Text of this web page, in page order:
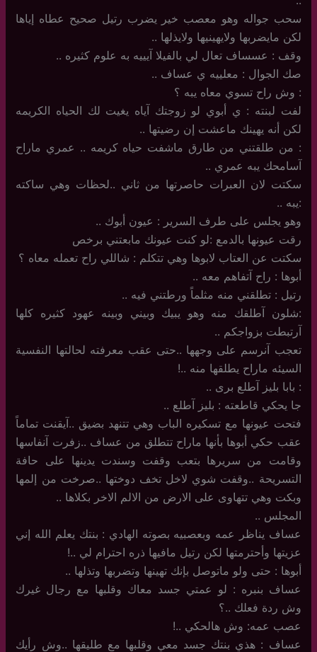
سحب جواله وهو معصب خير يضرب رتيل صحيح عطاه إياها
لكن مايضربها ولايهينيها ولايذلها ..
وقف : عسساف تعال لي بالفيلا آيييه به علوم كثيره ..
صك الجوال : معلييه ي عساف ..
: وش راح تسوي معاه يبه ؟
لفت لبنته : ي أبوي لو زوجتك آياه يغيت لك الحياه الكريمه
لكن أنه يهينك ماعشت إن رضيتها ..
: من طلقتني من طارق ماشفت حياه كريمه .. عمري ماراح
آسامحك يبه عمري ..
سكتت لان العبرات حاصرتها من ثاني ..لحظات وهي ساكته
:يبه ..
وهو يجلس على طرف السرير : عيون أبوك ..
رقت عيونها بالدمع :لو كنت عيونك مابعتني برخص
سكتت عن العتاب لابوها وهي تتكلم : شاللي راح تعمله معاه ؟
أبوها : راح آتفاهم معه ..
رتيل : تطلقني منه مثلماً ورطتني فيه ..
:شلون آطلقك منه وهو يبيك وبيني وبينه عهود كثيره كلها
آرتبطت بزواجكم ..
تعجب آنرسم على وجهها ..حتى عقب معرفته لحالتها النفسية
السيئه ماراح يطلقها منه ..!
: بابا بليز آطلع برى ..
جا يحكي قاطعته : بليز آطلع ..
فتحت عيونها مع تسكيره الباب وهي تتنهد بضيق ..آيقنت تماماً
عقب حكي أبوها بأنها ماراح تتطلق من عساف ..زفرت آنفاسها
وقامت من سريرها بتعب وقفت وسندت يدينها على حافة
التسريحة ..وقفت شوي لاخل تخف دوختها ..صرخت من إلمها
وبكت وهي تتهاوى على الارض من الالم الاخر بكلاها ..
المجلس ..
عساف يناظر عمه وبعصبيه بصوته الهادي : بنتك يعلم الله إني
عزيتها وأحترمتها لكن رتيل مافيها ذره احترام لي ..!
أبوها : حتى ولو ماتوصل بإنك تهينها وتضربها وتذلها ..
عساف بنبره : لو عمتي جسد معاك وقلبها مع رجال غيرك
وش ردة فعلك ..؟
عصب عمه: وش هالحكي ..!
عساف : هذي بنتك جسد معي وقلبها مع طليقها ..وش رأيك